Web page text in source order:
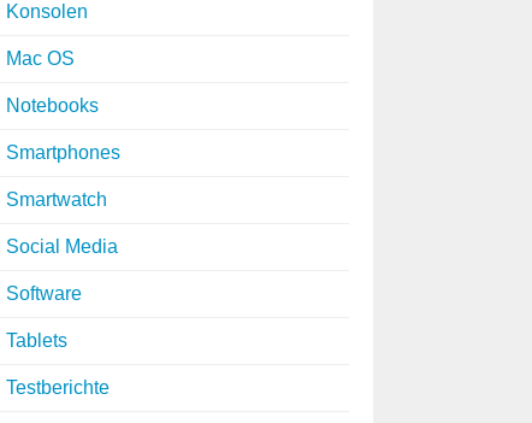
Konsolen
Mac OS
Notebooks
Smartphones
Smartwatch
Social Media
Software
Tablets
Testberichte